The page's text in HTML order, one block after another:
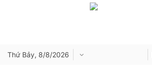
Thứ Bảy, 8/8/2026